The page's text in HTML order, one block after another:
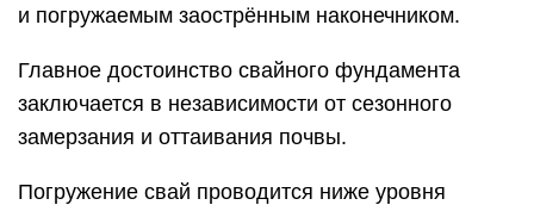
и погружаемым заострённым наконечником.
Главное достоинство свайного фундамента
заключается в независимости от сезонного
замерзания и оттаивания почвы.
Погружение свай проводится ниже уровня